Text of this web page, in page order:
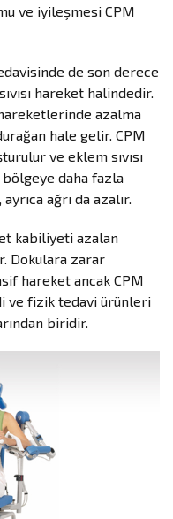
ve iyileşmesi CPM
de son derece
hareket halindedir.
azalma
hale gelir. CPM
ve eklem sıvısı
daha fazla
ağrı da azalır.
kabiliyeti azalan
Dokulara zarar
hareket ancak CPM
ve fizik tedavi ürünleri
biridir.